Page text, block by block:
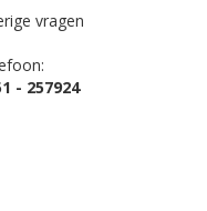
vragen
- 257924